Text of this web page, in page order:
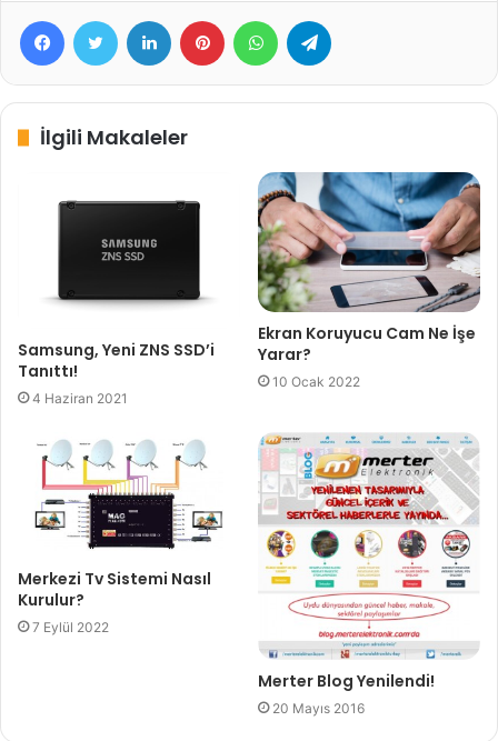
FacebookTwitter LinkedIn Pinterest WhatsApp
İlgili Makaleler
Samsung, Yeni ZNS SSD’i
Tanıttı!
4 Haziran 2021
Ekran Koruyucu Cam Ne İşe
Yarar?
10 Ocak 2022
Merkezi Tv Sistemi Nasıl
Kurulur?
7 Eylül 2022
Merter Blog Yenilendi!
20 Mayıs 2016